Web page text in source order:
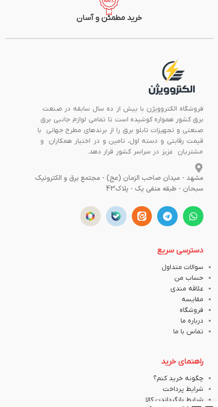
خرید مطمئن و آسان
فروشگاه الکتروویژن با بیش از ده سال سابقه در صنعت
برق کشور همواره کوشیده است تا تمامی لوازم جانبی برق
صنعتی و تجهیزات تابلو برق را از برندهای مطرح جهانی با
قیمت رقابتی و دسته اول، تامین و در اختیار همکاران و
مشتریان عزیز در سراسر کشور قرار دهد.
مشهد - میدان صاحب الزمان (عج) - مجتمع برق و الکترونیک
سبحان - طبقه منفی یک - پلاک43
دسترسی سریع
سوالات متداول
حساب من
علاقه مندی
مقایسه
فروشگاه
درباره ما
تماس با ما
راهنمای خرید
چگونه خرید کنم؟
شرایط پرداخت
شرایط بازگرداندن کالا